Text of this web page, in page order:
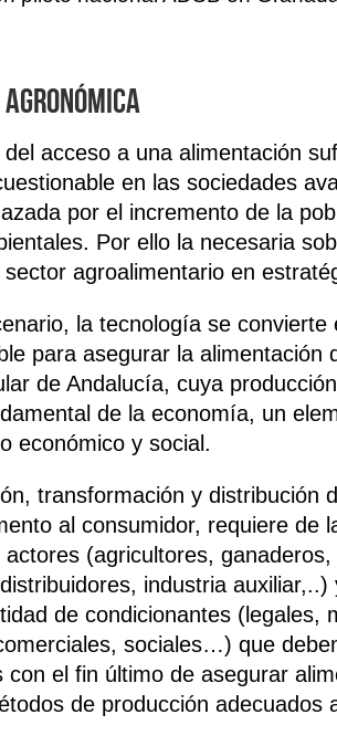
acceso a una alimentación
en las sociedades
por el incremento de la
Por ello la necesaria
agroalimentario en
la tecnología se convierte
para asegurar la alimentación
de Andalucía, cuya
de la economía, un
económico y social.
transformación y distribución
al consumidor, requiere de
actores (agricultores,
industria
de condicionantes (legales,
sociales…) que
con el fin último de asegurar
de producción adecuados